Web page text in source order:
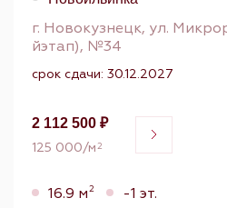
г. Новокузнецк, ул.
йэтап), №34
срок сдачи: 30.12.2027
2 112 500 ₽
125 000/м2
16.9 м2 -1 эт.